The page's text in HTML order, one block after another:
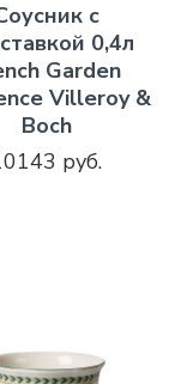
с
0,4л
Garden
Villeroy &
Boch
руб.